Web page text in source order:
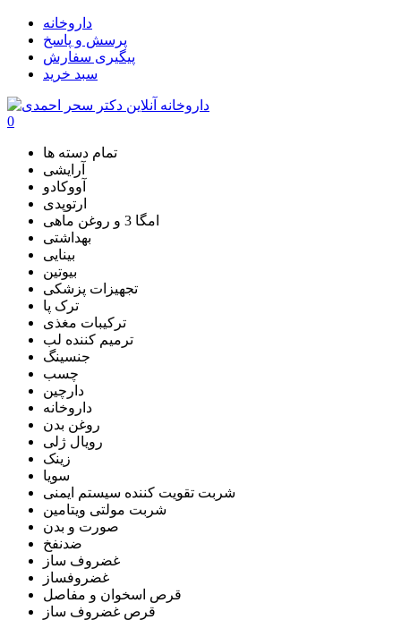
داروخانه
پرسش و پاسخ
پیگیری سفارش
سبد خرید
0
تمام دسته ها
آرایشی
آووکادو
ارتوپدی
امگا 3 و روغن ماهی
بهداشتی
بینایی
بیوتین
تجهیزات پزشکی
ترک پا
ترکیبات مغذی
ترمیم کننده لب
جنسینگ
چسب
دارچین
داروخانه
روغن بدن
رویال ژلی
زینک
سویا
شربت تقویت کننده سیستم ایمنی
شربت مولتی ویتامین
صورت و بدن
ضدنفخ
غضروف ساز
غضروفساز
قرص اسخوان و مفاصل
قرص غضروف ساز